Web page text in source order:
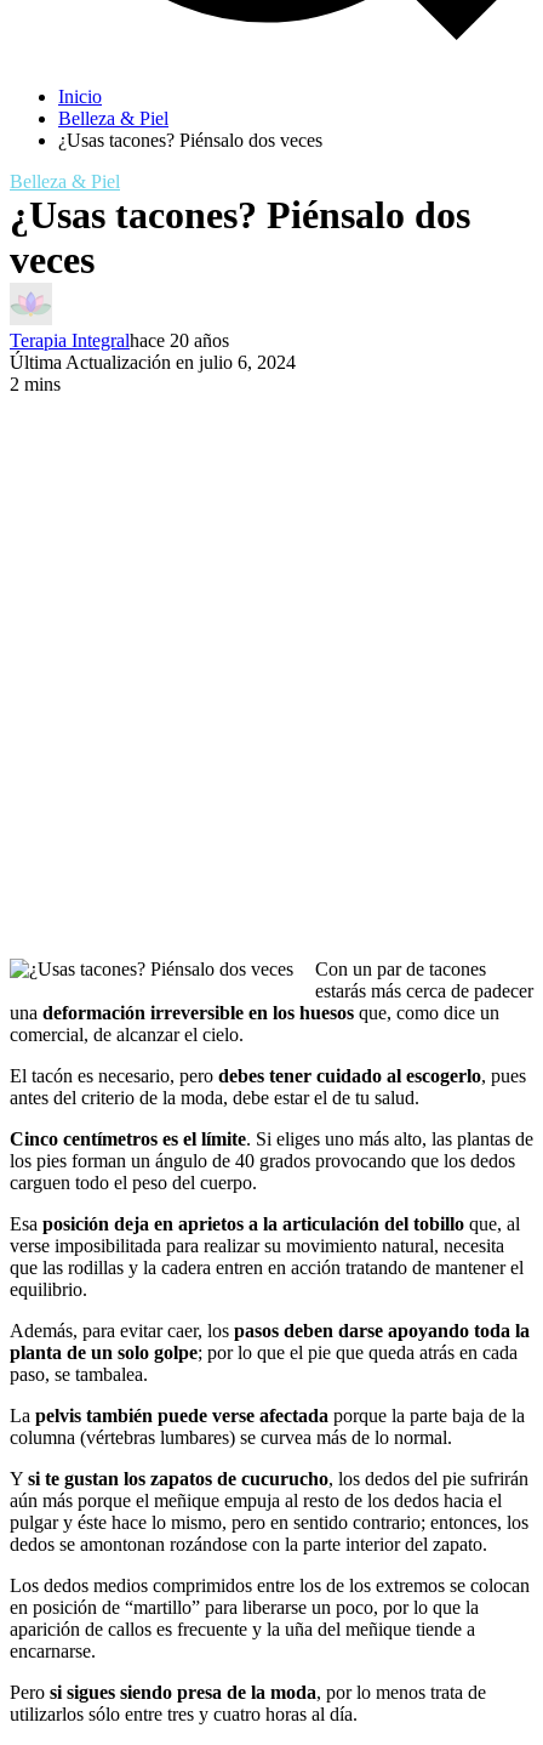
Inicio
Belleza & Piel
¿Usas tacones? Piénsalo dos veces
Belleza & Piel
¿Usas tacones? Piénsalo dos
veces
Terapia Integralhace 20 años
Última Actualización en julio 6, 2024
2 mins
Con un par de tacones
estarás más cerca de padecer
una deformación irreversible en los huesos que, como dice un
comercial, de alcanzar el cielo.
El tacón es necesario, pero debes tener cuidado al escogerlo, pues
antes del criterio de la moda, debe estar el de tu salud.
Cinco centímetros es el límite. Si eliges uno más alto, las plantas de
los pies forman un ángulo de 40 grados provocando que los dedos
carguen todo el peso del cuerpo.
Esa posición deja en aprietos a la articulación del tobillo que, al
verse imposibilitada para realizar su movimiento natural, necesita
que las rodillas y la cadera entren en acción tratando de mantener el
equilibrio.
Además, para evitar caer, los pasos deben darse apoyando toda la
planta de un solo golpe; por lo que el pie que queda atrás en cada
paso, se tambalea.
La pelvis también puede verse afectada porque la parte baja de la
columna (vértebras lumbares) se curvea más de lo normal.
Y si te gustan los zapatos de cucurucho, los dedos del pie sufrirán
aún más porque el meñique empuja al resto de los dedos hacia el
pulgar y éste hace lo mismo, pero en sentido contrario; entonces, los
dedos se amontonan rozándose con la parte interior del zapato.
Los dedos medios comprimidos entre los de los extremos se colocan
en posición de “martillo” para liberarse un poco, por lo que la
aparición de callos es frecuente y la uña del meñique tiende a
encarnarse.
Pero si sigues siendo presa de la moda, por lo menos trata de
utilizarlos sólo entre tres y cuatro horas al día.